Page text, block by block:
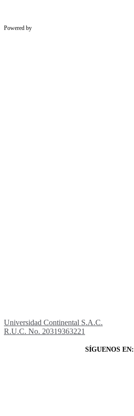
Powered by
Universidad Continental S.A.C.
R.U.C. No. 20319363221
SÍGUENOS EN: